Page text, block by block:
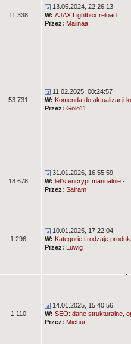
11 338
13.05.2024, 22:26:13
W: AJAX Lightbox reload
Przez: Malinaa
53 731
11.02.2025, 00:24:57
W: Komenda do aktualizacji
Przez: Golo11
18 678
31.01.2026, 16:55:59
W: let's encrypt manualnie -
Przez: Sairam
1 296
10.01.2025, 17:22:04
W: Kategorie i rodzaje
Przez: Luwig
1 110
14.01.2025, 15:40:56
W: SEO: dane strukturalne,
Przez: Michur